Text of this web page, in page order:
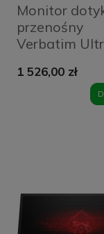
Monitor
przenośny
Verbatim
Black
1 526,00 zł